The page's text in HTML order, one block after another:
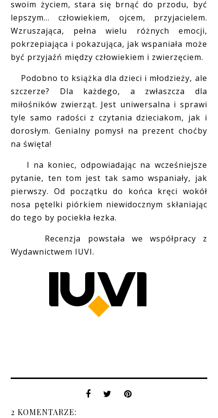
swoim życiem, stara się brnąć do przodu, być
lepszym... człowiekiem, ojcem, przyjacielem.
Wzruszająca, pełna wielu różnych emocji,
pokrzepiająca i pokazująca, jak wspaniała może
być przyjaźń między człowiekiem i zwierzęciem.
Podobno to książka dla dzieci i młodzieży, ale
szczerze? Dla każdego, a zwłaszcza dla
miłośników zwierząt. Jest uniwersalna i sprawi
tyle samo radości z czytania dzieciakom, jak i
dorosłym. Genialny pomysł na prezent choćby
na święta!
I na koniec, odpowiadając na wcześniejsze
pytanie, ten tom jest tak samo wspaniały, jak
pierwszy. Od początku do końca kręci wokół
nosa pętelki piórkiem niewidocznym skłaniając
do tego by pociekła łezka.
Recenzja powstała we współpracy z
Wydawnictwem IUVI.
2 KOMENTARZE: